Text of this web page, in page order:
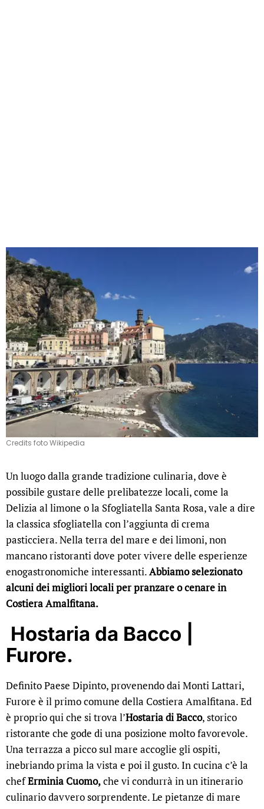
Credits foto Wikipedia
Un luogo dalla grande tradizione culinaria, dove è
possibile gustare delle prelibatezze locali, come la
Delizia al limone o la Sfogliatella Santa Rosa, vale a dire
la classica sfogliatella con l’aggiunta di crema
pasticciera. Nella terra del mare e dei limoni, non
mancano ristoranti dove poter vivere delle esperienze
enogastronomiche interessanti.Abbiamo selezionato
alcuni dei migliori locali per pranzare o cenare in
Costiera Amalfitana.
Hostaria da Bacco |
Furore.
Definito Paese Dipinto, provenendo dai Monti Lattari,
Furore è il primo comune della Costiera Amalfitana. Ed
è proprio qui che si trova l’Hostaria di Bacco, storico
ristorante che gode di una posizione molto favorevole.
Una terrazza a picco sul mare accoglie gli ospiti,
inebriando prima la vista e poi il gusto. In cucina c’è la
chefErminia Cuomo,che vi condurrà in un itinerario
culinario davvero sorprendente. Le pietanze di mare